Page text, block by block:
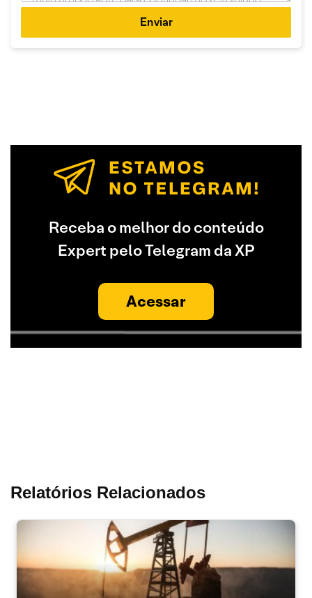
Enviar
Receba o melhor do conteúdo
Expert pelo Telegram da XP
Acessar
Relatórios Relacionados